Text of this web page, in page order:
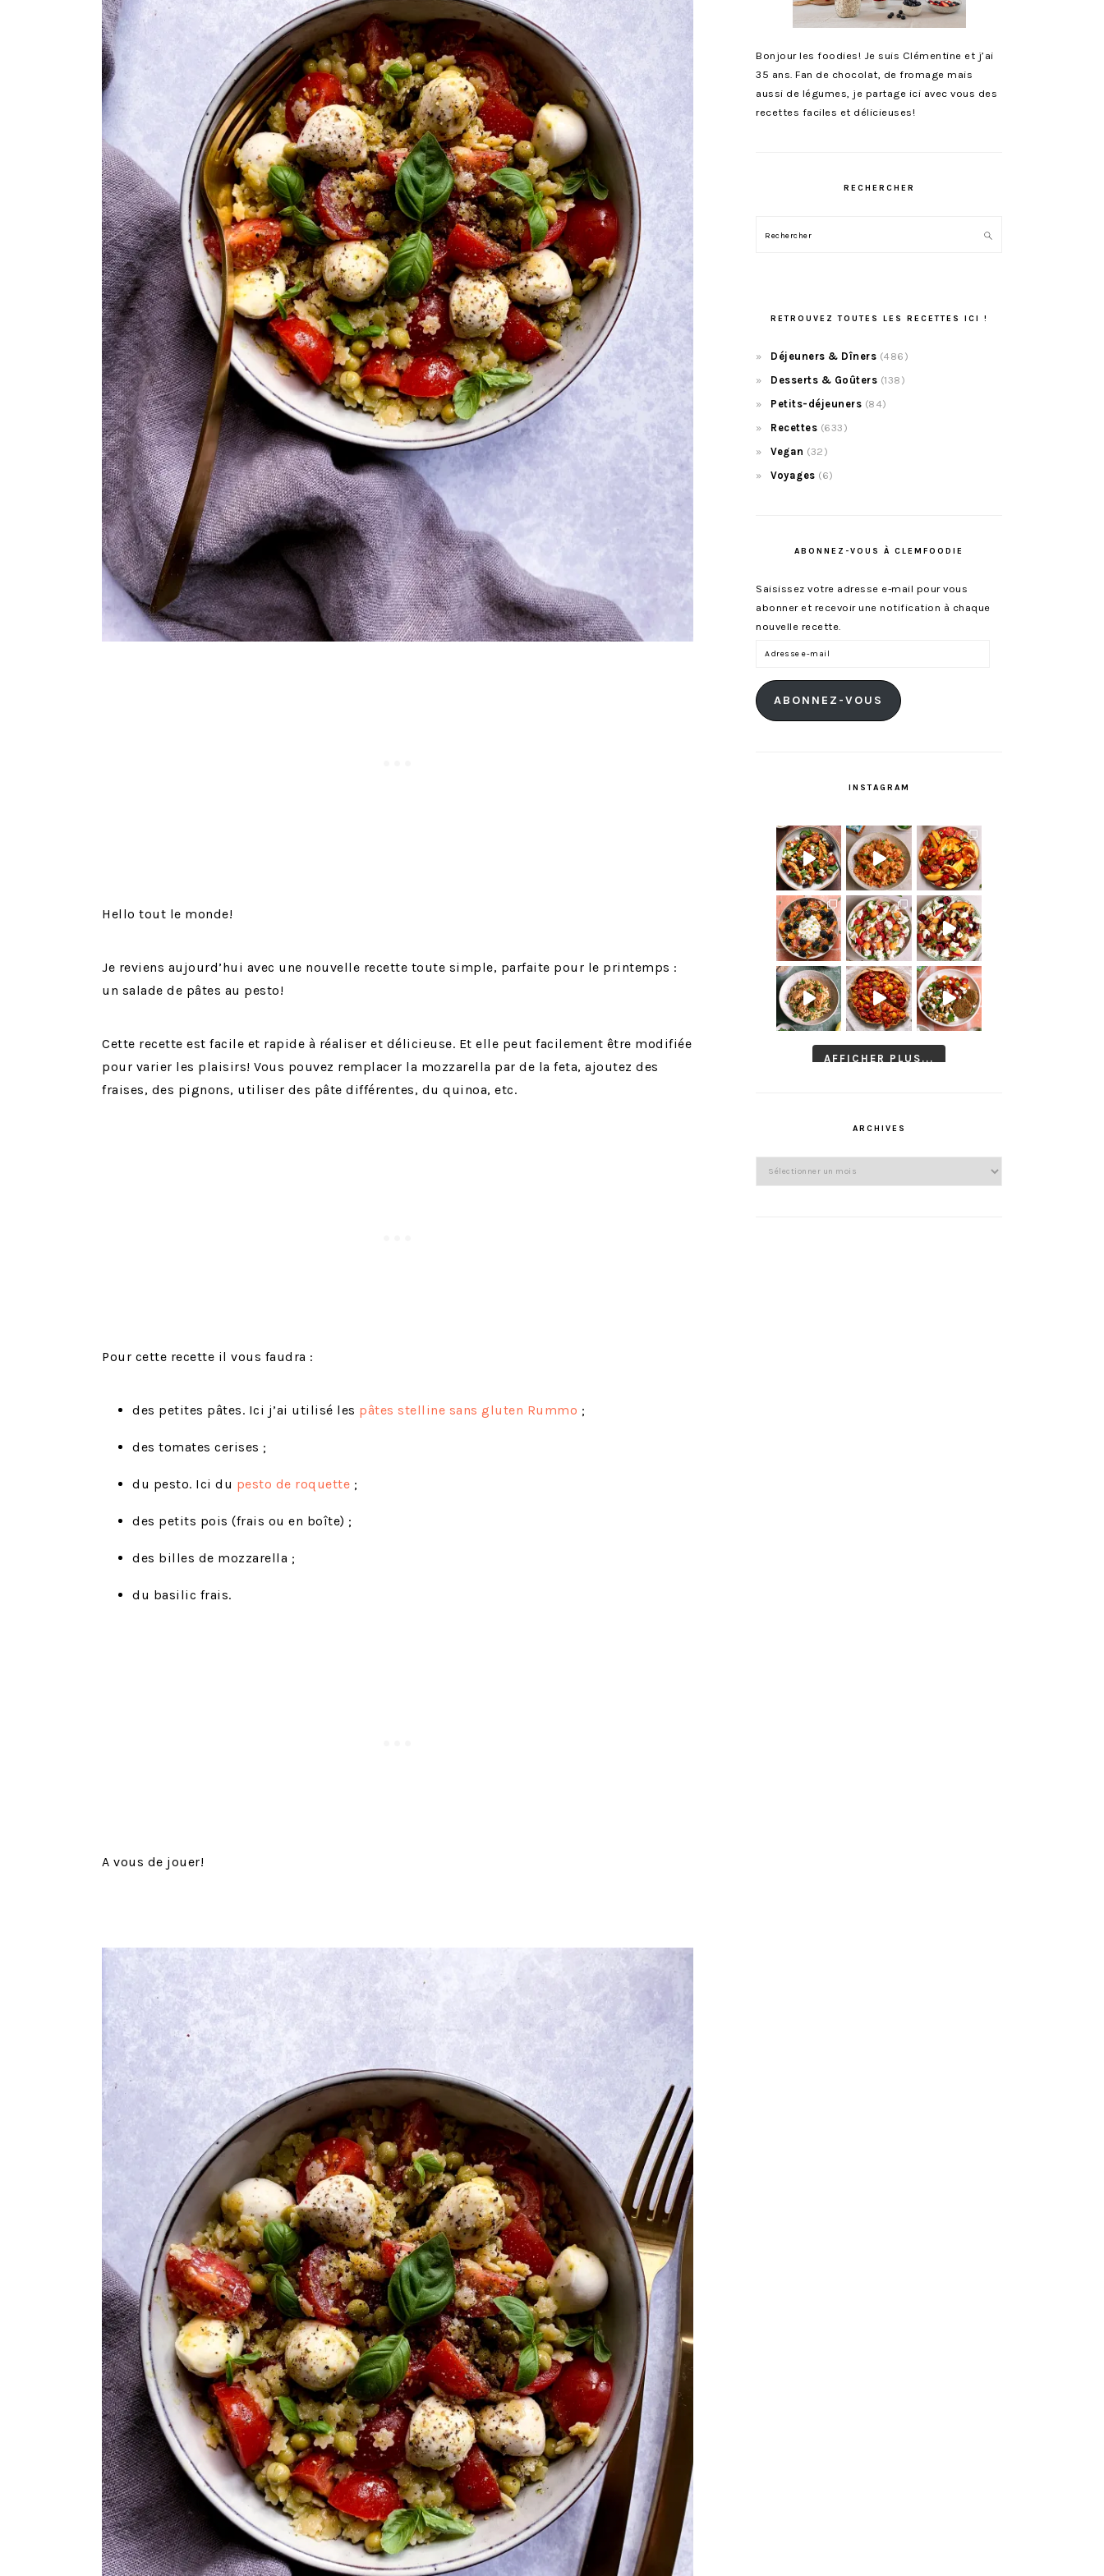
Hello tout le monde!
Je reviens aujourd’hui avec une nouvelle recette toute simple, parfaite pour le printemps :
un salade de pâtes au pesto!
Cette recette est facile et rapide à réaliser et délicieuse. Et elle peut facilement être modifiée
pour varier les plaisirs! Vous pouvez remplacer la mozzarella par de la feta, ajoutez des
fraises, des pignons, utiliser des pâte différentes, du quinoa, etc.
Pour cette recette il vous faudra :
des petites pâtes. Ici j’ai utilisé les pâtes stelline sans gluten Rummo ;
des tomates cerises ;
du pesto. Ici du pesto de roquette ;
des petits pois (frais ou en boîte) ;
des billes de mozzarella ;
du basilic frais.
A vous de jouer!
Bonjour les foodies! Je suis Clémentine et j’ai
35 ans. Fan de chocolat, de fromage mais
aussi de légumes, je partage ici avec vous des
recettes faciles et délicieuses!
RECHERCHER
Rechercher
RETROUVEZ TOUTES LES RECETTES ICI !
Déjeuners & Dîners (486)
Desserts & Goûters (138)
Petits-déjeuners (84)
Recettes (633)
Vegan (32)
Voyages (6)
ABONNEZ-VOUS À CLEMFOODIE
Saisissez votre adresse e-mail pour vous
abonner et recevoir une notification à chaque
nouvelle recette.
Adresse
mail
ABONNEZ-VOUS
INSTAGRAM
AFFICHER PLUS...
ARCHIVES
Archives